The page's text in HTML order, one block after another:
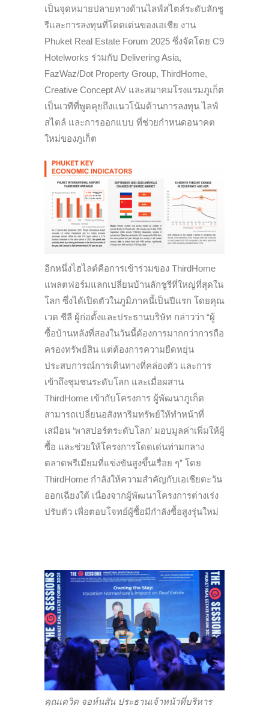
เป็นจุดหมายปลายทางด้านไลฟ์สไตล์ระดับลักชู
รีและการลงทุนที่โดดเด่นของเอเชีย งาน
Phuket Real Estate Forum 2025 ซึ่งจัดโดย C9
Hotelworks ร่วมกับ Delivering Asia,
FazWaz/Dot Property Group, ThirdHome,
Creative Concept AV และสมาคมโรงแรมภูเก็ต
เป็นเวทีที่พูดคุยถึงแนวโน้มด้านการลงทุน ไลฟ์
สไตล์ และการออกแบบ ที่ช่วยกำหนดอนาคต
ใหม่ของภูเก็ต
อีกหนึ่งไฮไลต์คือการเข้าร่วมของ ThirdHome
แพลตฟอร์มแลกเปลี่ยนบ้านลักชูรีที่ใหญ่ที่สุดใน
โลก ซึ่งได้เปิดตัวในภูมิภาคนี้เป็นปีแรก โดยคุณ
เวด ชีลี ผู้ก่อตั้งและประธานบริษัท กล่าวว่า “ผู้
ซื้อบ้านหลังที่สองในวันนี้ต้องการมากกว่าการถือ
ครองทรัพย์สิน แต่ต้องการความยืดหยุ่น
ประสบการณ์การเดินทางที่คล่องตัว และการ
เข้าถึงชุมชนระดับโลก และเมื่อผสาน
ThirdHome เข้ากับโครงการ ผู้พัฒนาภูเก็ต
สามารถเปลี่ยนอสังหาริมทรัพย์ให้ทำหน้าที่
เสมือน ‘พาสปอร์ตระดับโลก’ มอบมูลค่าเพิ่มให้ผู้
ซื้อ และช่วยให้โครงการโดดเด่นท่ามกลาง
ตลาดพรีเมียมที่แข่งขันสูงขึ้นเรื่อย ๆ” โดย
ThirdHome กำลังให้ความสำคัญกับเอเชียตะวัน
ออกเฉียงใต้ เนื่องจากผู้พัฒนาโครงการต่างเร่ง
ปรับตัว เพื่อตอบโจทย์ผู้ซื้อมีกำลังซื้อสูงรุ่นใหม่
คุณเดวิด จอห์นสัน ประธานเจ้าหน้าที่บริหาร